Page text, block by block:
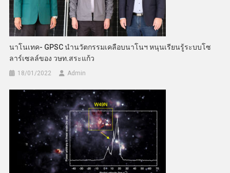
นาโนเทค- GPSC นำนวัตกรรมเคลือบนาโนฯ หนุนเรียนรู้ระบบโซ
ลาร์เซลล์ของ วษท.สระแก้ว
18/01/2022 Admin